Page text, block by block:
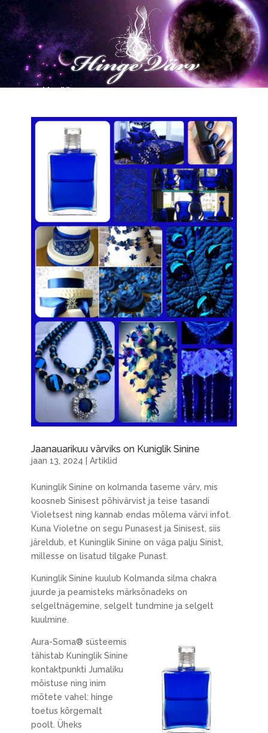
Jaanauarikuu värviks on Kuniglik Sinine
jaan 13, 2024 Artiklid
Kuninglik Sinine on kolmanda taseme värv, mis
koosneb Sinisest põhivärvist ja teise tasandi
Violetsest ning kannab endas mõlema värvi infot.
Kuna Violetne on segu Punasest ja Sinisest, siis
järeldub, et Kuninglik Sinine on väga palju Sinist,
millesse on lisatud tilgake Punast.
Kuninglik Sinine kuulub Kolmanda silma chakra
juurde ja peamisteks märksõnadeks on
selgeltnägemine, selgelt tundmine ja selgelt
kuulmine.
Aura-Soma® süsteemis
tähistab Kuninglik Sinine
kontaktpunkti Jumaliku
mõistuse ning inim
mõtete vahel: hinge
toetus kõrgemalt
poolt. Üheks